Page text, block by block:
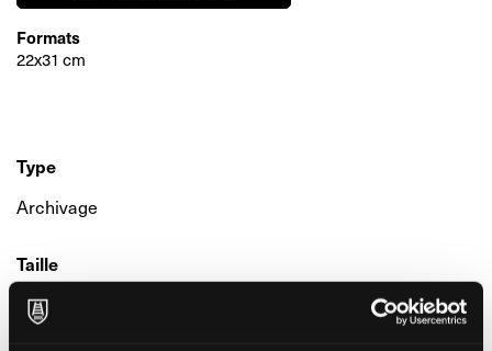
Type
Archivage
Taille
A4
Formats
22x31 cm